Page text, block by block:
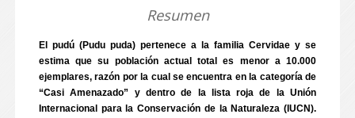
Resumen
El pudú (Pudu puda) pertenece a la familia Cervidae y se
estima que su población actual total es menor a 10.000
ejemplares, razón por la cual se encuentra en la categoría de
“Casi Amenazado” y dentro de la lista roja de la Unión
Internacional para la Conservación de la Naturaleza (IUCN).